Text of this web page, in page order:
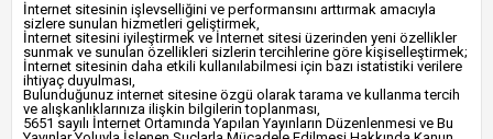
İnternet sitesinin işlevselliğini ve performansını arttırmak amacıyla
sizlere sunulan hizmetleri geliştirmek,
İnternet sitesini iyileştirmek ve İnternet sitesi üzerinden yeni özellikler
sunmak ve sunulan özellikleri sizlerin tercihlerine göre kişiselleştirmek;
İnternet sitesinin daha etkili kullanılabilmesi için bazı istatistiki verilere
ihtiyaç duyulması,
Bulunduğunuz internet sitesine özgü olarak tarama ve kullanma tercih
ve alışkanlıklarınıza ilişkin bilgilerin toplanması,
5651 sayılı İnternet Ortamında Yapılan Yayınların Düzenlenmesi ve Bu